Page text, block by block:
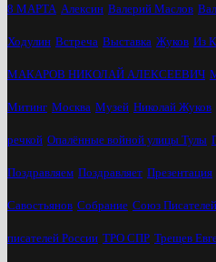
8 МАРТА Алексин Валерий Маслов
Ходулин Встреча Выставка Жуков Из
МАКАРОВ НИКОЛАЙ АЛЕКСЕЕВИЧ
Митинг Москва Музей Николай Жуков
речкой Опалённые войной улицы Тулы
Поздравляем Поздравляет Презентация
Савостьянов Собрание Союз Писателей
писателей России ТРО СПР Трещев